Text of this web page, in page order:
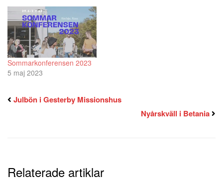
Sommarkonferensen 2023
5 maj 2023
Julbön i Gesterby Missionshus
Nyårskväll i Betania
Relaterade artiklar